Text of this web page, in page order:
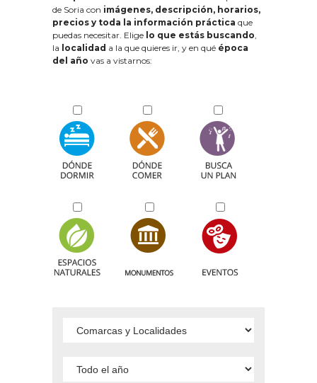
de Soria con imágenes, descripción, horarios,
precios y toda la información práctica que
puedas necesitar. Elige lo que estás buscando,
la localidad a la que quieres ir, y en qué época
del año vas a vistarnos: